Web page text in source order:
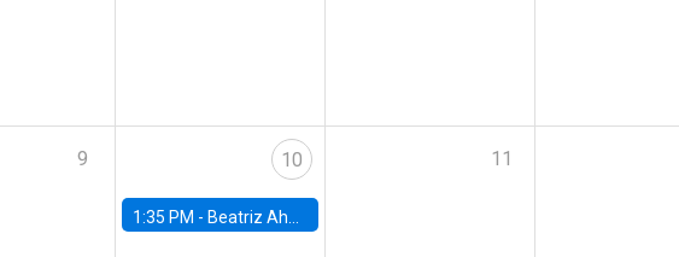
9 10
1:35 PM - Beatriz Ahumada, PhD candidate, Universidad de Pittsburgh
11